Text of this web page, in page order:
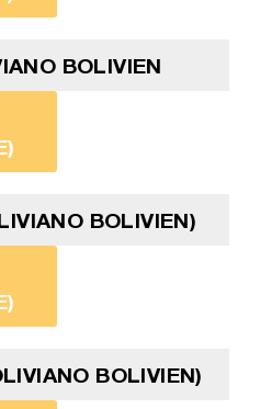
BOLIVIEN
BOLIVIEN)
BOLIVIEN)